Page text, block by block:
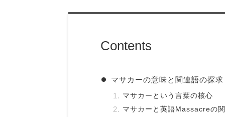
Contents
マサカーの意味と関連語の探求
マサカーという言葉の核心
マサカーと英語Massacreの